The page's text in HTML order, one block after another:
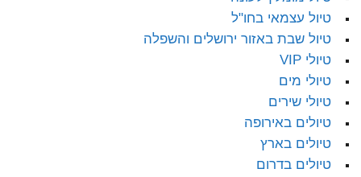
טיול עצמאי בחו"ל
טיול שבת באזור ירושלים והשפלה
טיולי VIP
טיולי מים
טיולי שירים
טיולים באירופה
טיולים בארץ
טיולים בדרום